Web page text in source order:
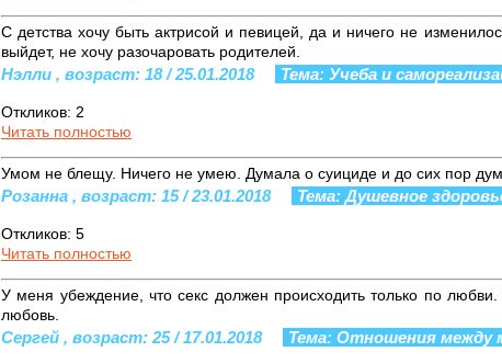
С детства хочу быть актрисой и певицей, да и ничего не
выйдет, не хочу разочаровать родителей.
Нэлли , возраст: 18 / 25.01.2018 Тема: Учеба и
Откликов: 2
Читать полностью
Умом не блещу. Ничего не умею. Думала о суициде и до сих пор
Розанна , возраст: 15 / 23.01.2018 Тема: Душевное
Откликов: 5
Читать полностью
У меня убеждение, что секс должен происходить только по
любовь.
Сергей , возраст: 25 / 17.01.2018 Тема: Отношения между